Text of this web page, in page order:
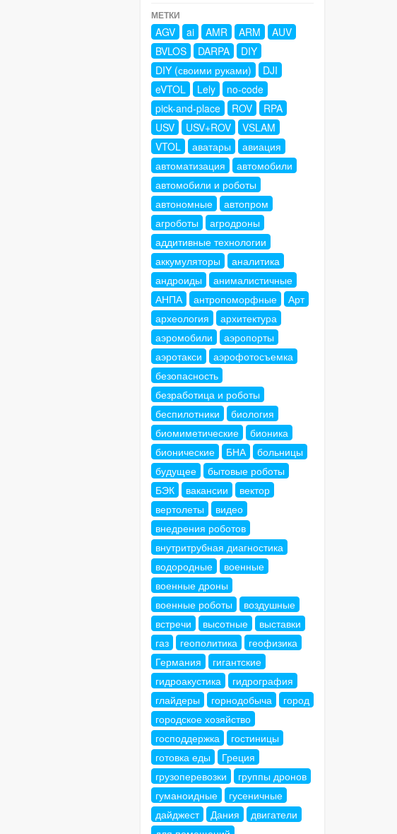
МЕТКИ
AGV ai AMR ARM
AUV
BVLOS
DARPA
DIY
DIY (своими руками)
DJI
eVTOL
Lely
no-code
pick-and-place
ROV
RPA
USV
USV+ROV
VSLAM
VTOL
аватары
авиация
автоматизация
автомобили
автомобили и роботы
автономные
автопром
агроботы
агродроны
аддитивные технологии
аккумуляторы
аналитика
андроиды
анималистичные
АНПА
антропоморфные
Арт
археология
архитектура
аэромобили
аэропорты
аэротакси
аэрофотосъемка
безопасность
безработица и роботы
беспилотники
биология
биомиметические
бионика
бионические
БНА
больницы
будущее
бытовые роботы
БЭК
вакансии
вектор
вертолеты
видео
внедрения роботов
внутритрубная диагностика
водородные
военные
военные дроны
военные роботы
воздушные
встречи
высотные
выставки
газ
геополитика
геофизика
Германия
гигантские
гидроакустика
гидрография
глайдеры
горнодобыча
город
городское хозяйство
господдержка
гостиницы
готовка еды
Греция
грузоперевозки
группы дронов
гуманоидные
гусеничные
дайджест
Дания
двигатели